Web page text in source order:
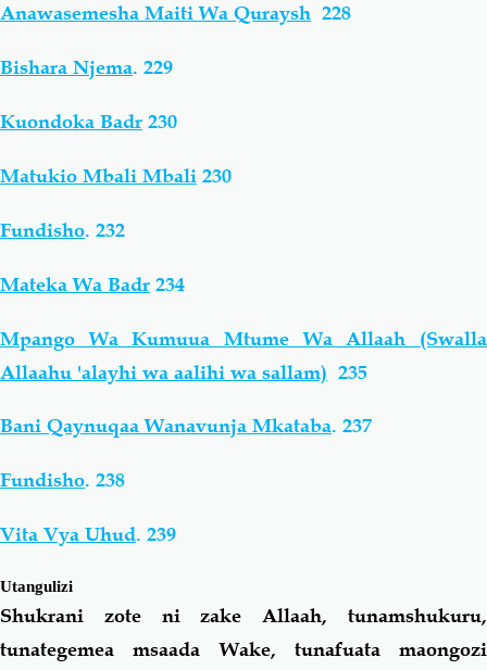
Anawasemesha Maiti Wa Quraysh 228
Bishara Njema. 229
Kuondoka Badr 230
Matukio Mbali Mbali 230
Fundisho. 232
Mateka Wa Badr 234
Mpango Wa Kumuua Mtume Wa Allaah (Swalla
Allaahu 'alayhi wa aalihi wa sallam) 235
Bani Qaynuqaa Wanavunja Mkataba. 237
Fundisho. 238
Vita Vya Uhud. 239
Utangulizi
Shukrani zote ni zake Allaah, tunamshukuru,
tunategemea msaada Wake, tunafuata maongozi